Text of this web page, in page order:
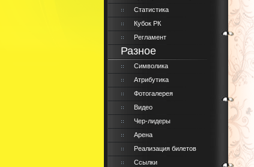
Статистика
Кубок РК
Регламент
Разное
Символика
Атрибутика
Фотогалерея
Видео
Чер-лидеры
Арена
Реализация билетов
Ссылки